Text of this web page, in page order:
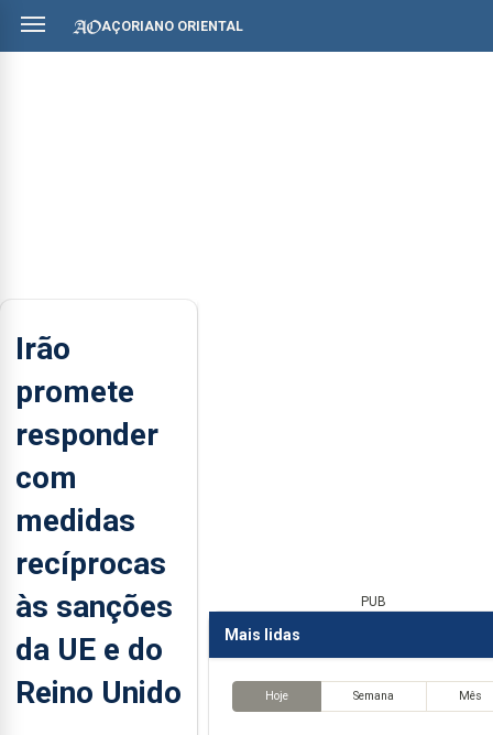
AÇORIANO ORIENTAL
Irão
promete
responder
com
medidas
recíprocas
às sanções
da UE e do
Reino Unido
PUB
Mais lidas
Hoje Semana Mês